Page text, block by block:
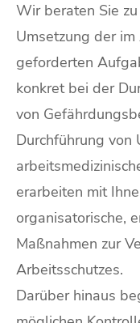
Wir beraten Sie
Umsetzung der
geforderten
konkret bei der
von
Durchführung von
erarbeiten mit
organisatorische,
Maßnahmen zur
Arbeitsschutzes.
Darüber hinaus